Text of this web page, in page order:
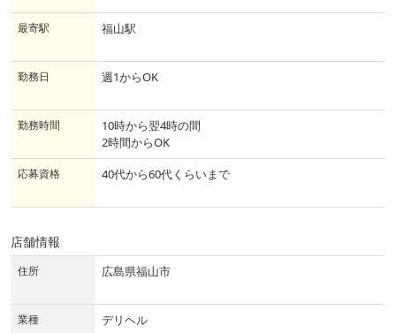
最寄駅 福山駅
勤務日 週1からOK
勤務時間
10時から翌4時の間
2時間からOK
応募資格 40代から60代くらいまで
店舗情報
住所 広島県福山市
業種 デリヘル